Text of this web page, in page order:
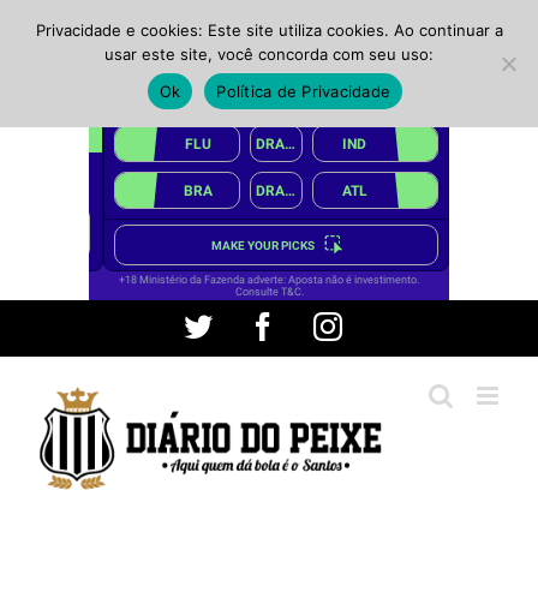
conteúdo
Twitter FacebookInstagram
Privacidade e cookies: Este site utiliza cookies. Ao continuar a
usar este site, você concorda com seu uso:
Ok
Política de Privacidade